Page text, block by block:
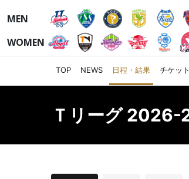
MEN
WOMEN
TOP NEWS 日程・結果 チケット
Ｔリーグ 2026-